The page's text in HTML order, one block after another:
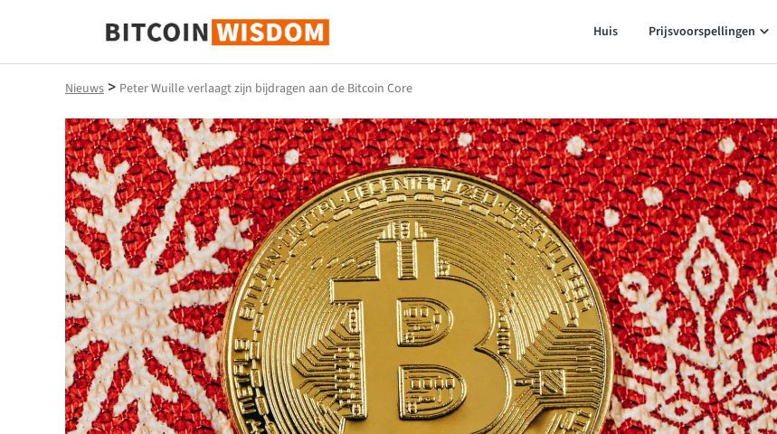
Bitcoin-wijsheid
Huis Prijsvoorspellingen
Nieuws > Peter Wuille verlaagt zijn bijdragen aan de Bitcoin Core